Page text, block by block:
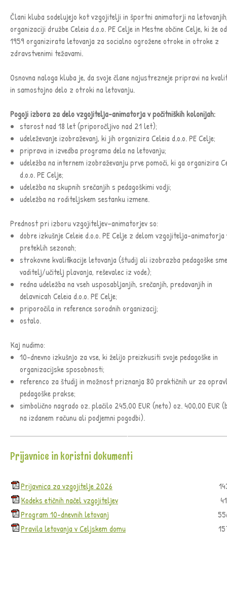
Člani kluba sodelujejo kot vzgojitelji in športni animatorji na
organizaciji družbe Celeia d.o.o. PE Celje in Mestne občine Celje, ki že
1959 organizirata letovanja za socialno ogrožene otroke in otroke z
zdravstvenimi težavami.
Osnovna naloga kluba je, da svoje člane najustrezneje pripravi na
in samostojno delo z otroki na letovanju.
Pogoji izbora za delo vzgojitelja-animatorja v počitniških kolonijah:
starost nad 18 let (priporočljivo nad 21 let);
udeleževanje izobraževanj, ki jih organizira Celeia d.o.o. PE Celje;
priprava in izvedba programa dela na letovanju;
udeležba na internem izobraževanju prve pomoči, ki ga organizira
d.o.o. PE Celje;
udeležba na skupnih srečanjih s pedagoškimi vodji;
udeležba na roditeljskem sestanku izmene.
Prednost pri izboru vzgojiteljev–animatorjev so:
dobre izkušnje Celeie d.o.o. PE Celje z delom vzgojitelja-animatorja
preteklih sezonah;
strokovne kvalifikacije letovanja (študij ali izobrazba pedagoške
vaditelj/učitelj plavanja, reševalec iz vode);
redna udeležba na vseh usposabljanjih, srečanjih, predavanjih in
delavnicah Celeia d.o.o. PE Celje;
priporočila in reference sorodnih organizacij;
ostalo.
Kaj nudimo:
10-dnevno izkušnjo za vse, ki želijo preizkusiti svoje pedagoške in
organizacijske sposobnosti;
referenco za študij in možnost priznanja 80 praktičnih ur za
pedagoške prakse;
simbolično nagrado oz. plačilo 245,00 EUR (neto) oz. 400,00 EUR
na izdanem računu ali podjemni pogodbi).
Prijavnice in koristni dokumenti
Prijavnica za vzgojitelje 2026
Kodeks etičnih načel vzgojiteljev
Program 10-dnevnih letovanj
Pravila letovanja v Celjskem domu